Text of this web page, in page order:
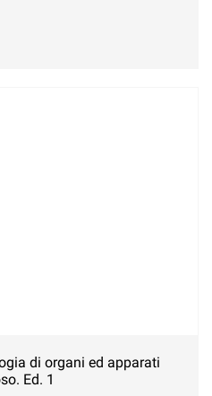
di organi ed apparati
Ed. 1